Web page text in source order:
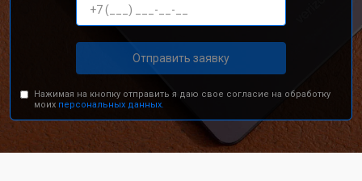
Отправить заявку
Нажимая на кнопку отправить я даю свое согласие на обработку
моих персональных данных.